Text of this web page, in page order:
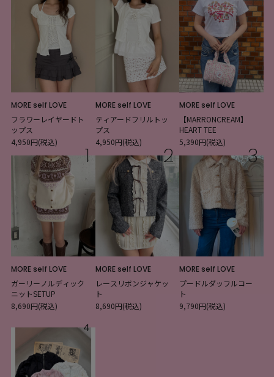
MORE self LOVE
フラワーレイヤードト
ップス
4,950円(税込)
MORE self LOVE
ティアードフリルトッ
プス
4,950円(税込)
MORE self LOVE
【MARRONCREAM】
HEART TEE
5,390円(税込)
1
MORE self LOVE
ガーリーノルディック
ニットSETUP
8,690円(税込)
2
MORE self LOVE
レースリボンジャケッ
ト
8,690円(税込)
3
MORE self LOVE
プードルダッフルコー
ト
9,790円(税込)
4